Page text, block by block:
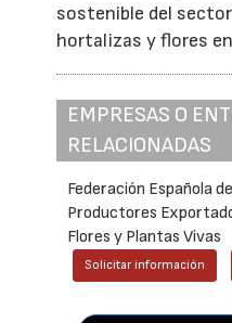
sostenible del
hortalizas y flores
EMPRESAS O
RELACIONADAS
Federación Española
Productores
Flores y Plantas Vivas
Solicitar información